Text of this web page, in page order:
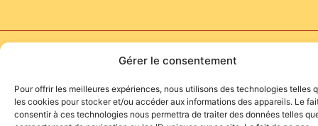
Gérer le consentement
Pour offrir les meilleures expériences, nous utilisons des technologies telles
les cookies pour stocker et/ou accéder aux informations des appareils. Le
consentir à ces technologies nous permettra de traiter des données telles